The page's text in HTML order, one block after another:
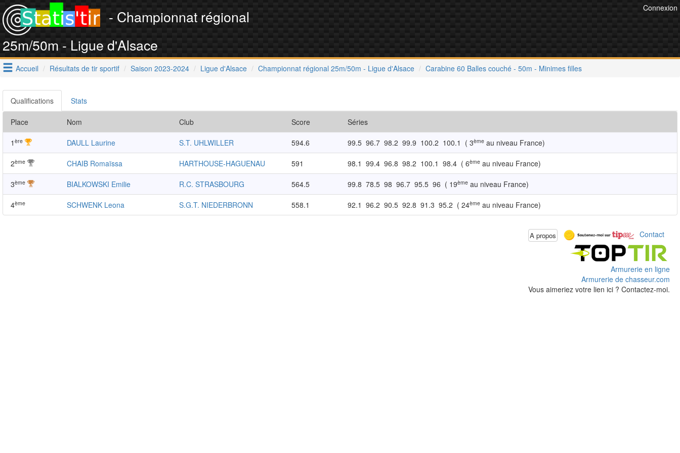
Connexion
- Championnat régional
25m/50m - Ligue d'Alsace
Accueil Résultats de tir sportif Saison 2023-2024 Ligue d'Alsace Championnat régional 25m/50m - Ligue d'Alsace Carabine 60 Balles couché - 50m - Minimes filles
Qualifications Stats
Place Nom Club Score Séries
1 ère DAULL Laurine S.T. UHLWILLER 594.6 99.5 96.7 98.2 99.9 100.2 100.1 ( 3ème au niveau France)
2ème CHAIB Romaïssa HARTHOUSE-HAGUENAU 591 98.1 99.4 96.8 98.2 100.1 98.4 ( 6ème au niveau France)
3ème BIALKOWSKI Emilie R.C. STRASBOURG 564.5 99.8 78.5 98 96.7 95.5 96 ( 19ème au niveau France)
4ème SCHWENK Leona S.G.T. NIEDERBRONN 558.1 92.1 96.2 90.5 92.8 91.3 95.2 ( 24ème au niveau France)
A propos Contact
Armurerie en ligne
Armurerie de chasseur.com
Vous aimeriez votre lien ici ? Contactez-moi.